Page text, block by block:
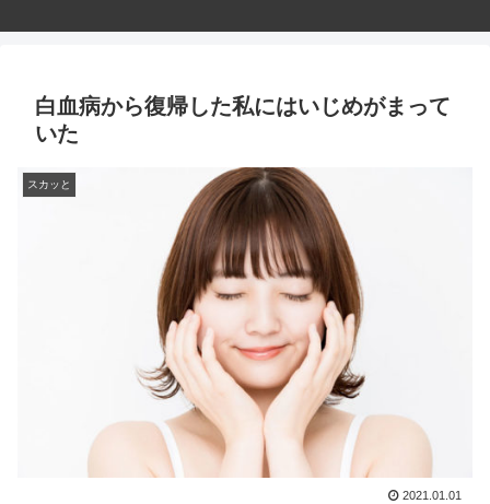
白血病から復帰した私にはいじめがまって
いた
スカッと
2021.01.01